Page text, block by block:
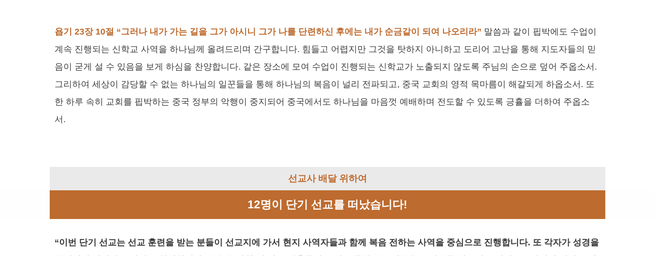
욥기 23장 10절 “그러나 내가 가는 길을 그가 아시니 그가 나를 단련하신 후에는 내가 순금같이 되여 나오리라” 말씀과 같이 핍박에도 수업이
계속 진행되는 신학교 사역을 하나님께 올려드리며 간구합니다. 힘들고 어렵지만 그것을 탓하지 아니하고 도리어 고난을 통해 지도자들의 믿
음이 굳게 설 수 있음을 보게 하심을 찬양합니다. 같은 장소에 모여 수업이 진행되는 신학교가 노출되지 않도록 주님의 손으로 덮어 주옵소서.
그리하여 세상이 감당할 수 없는 하나님의 일꾼들을 통해 하나님의 복음이 널리 전파되고, 중국 교회의 영적 목마름이 해갈되게 하옵소서. 또
한 하루 속히 교회를 핍박하는 중국 정부의 악행이 중지되어 중국에서도 하나님을 마음껏 예배하며 전도할 수 있도록 긍휼을 더하여 주옵소
서.
선교사 배달 위하여
12명이 단기 선교를 떠났습니다!
“이번 단기 선교는 선교 훈련을 받는 분들이 선교지에 가서 현지 사역자들과 함께 복음 전하는 사역을 중심으로 진행합니다. 또 각자가 성경을